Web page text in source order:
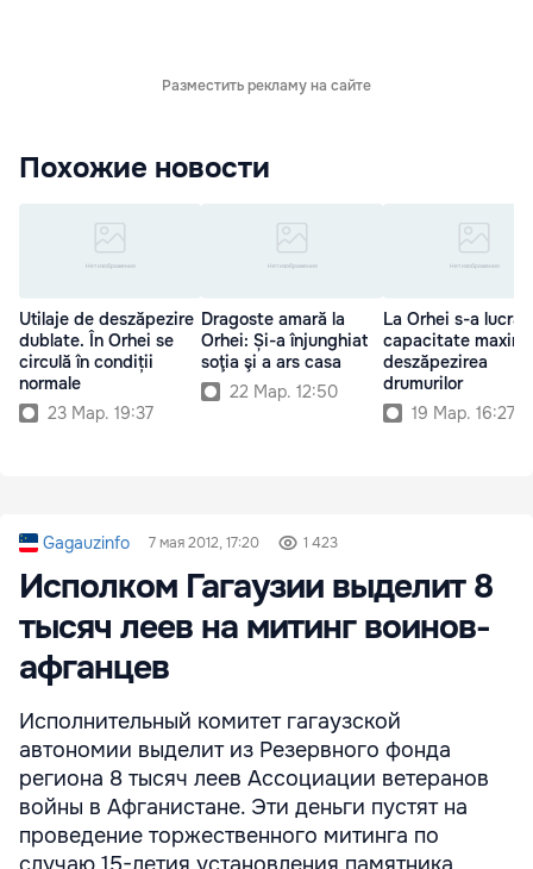
Разместить рекламу на сайте
Похожие новости
Utilaje de deszăpezire
dublate. În Orhei se
circulă în condiții
normale
23 Мар. 19:37
Dragoste amară la
Orhei: Și-a înjunghiat
soţia şi a ars casa
22 Мар. 12:50
La Orhei s-a lucrat
capacitate
deszăpezirea
drumurilor
19 Мар. 16:27
Gagauzinfo 7 мая 2012, 17:20 1 423
Исполком Гагаузии выделит 8
тысяч леев на митинг воинов-
афганцев
Исполнительный комитет гагаузской
автономии выделит из Резервного фонда
региона 8 тысяч леев Ассоциации ветеранов
войны в Афганистане. Эти деньги пустят на
проведение торжественного митинга по